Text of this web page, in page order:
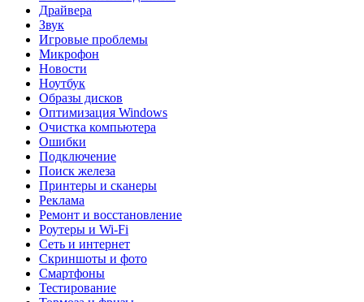
Драйвера
Звук
Игровые проблемы
Микрофон
Новости
Ноутбук
Образы дисков
Оптимизация Windows
Очистка компьютера
Ошибки
Подключение
Поиск железа
Принтеры и сканеры
Реклама
Ремонт и восстановление
Роутеры и Wi-Fi
Сеть и интернет
Скриншоты и фото
Смартфоны
Тестирование